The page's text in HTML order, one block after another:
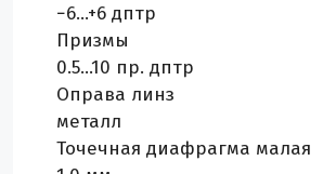
−6…+6 дптр
Призмы
0.5…10 пр. дптр
Оправа линз
металл
Точечная диафрагма малая